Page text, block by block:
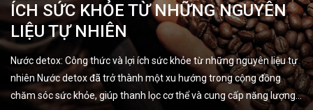
ÍCH SỨC KHỎE TỪ NHỮNG NGUYÊN
LIỆU TỰ NHIÊN
Nước detox: Công thức và lợi ích sức khỏe từ những nguyên liệu tự
nhiên Nước detox đã trở thành một xu hướng trong cộng đồng
chăm sóc sức khỏe, giúp thanh lọc cơ thể và cung cấp năng lượng…